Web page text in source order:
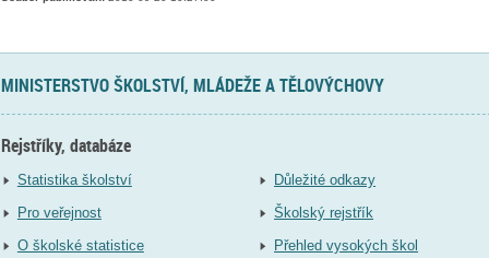
MINISTERSTVO ŠKOLSTVÍ, MLÁDEŽE A TĚLOVÝCHOVY
Rejstříky, databáze
Statistika školství
Pro veřejnost
O školské statistice
Důležité odkazy
Školský rejstřík
Přehled vysokých škol